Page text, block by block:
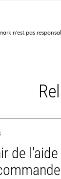
n'est pas
de l'aide